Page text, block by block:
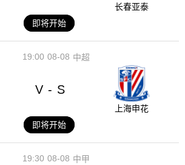
长春亚泰
即将开始
08-08
19:00 中超
V - S
上海申花
即将开始
08-08
19:30 中甲